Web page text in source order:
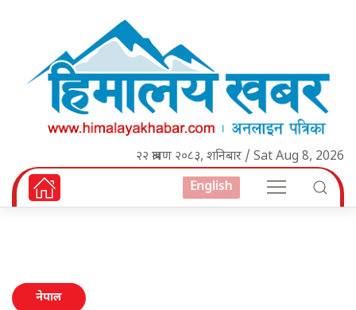
२२ श्रावण २०८३, शनिबार / Sat Aug 8, 2026
English
नेपाल